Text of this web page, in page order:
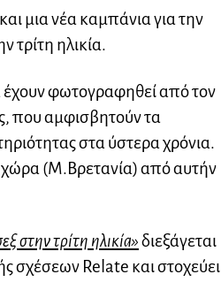
μια νέα καμπάνια για την
τρίτη ηλικία.
έχουν φωτογραφηθεί από τον
που αμφισβητούν τα
στα ύστερα χρόνια.
χώρα (Μ.Βρετανία) από αυτήν
στην τρίτη ηλικία»διεξάγεται
σχέσεων Relate και στοχεύει